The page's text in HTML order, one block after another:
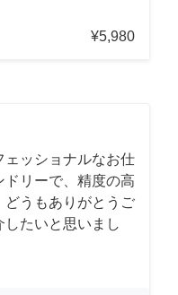
¥5,980
ェッショナルなお仕
リーで、精度の高
どうもありがとうご
たいと思いまし